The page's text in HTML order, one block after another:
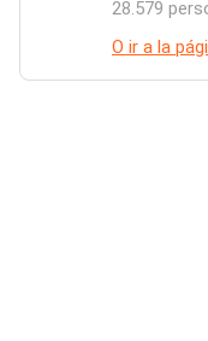
28.579
O ir a la